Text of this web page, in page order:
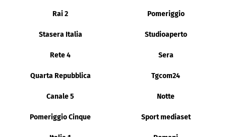
Rai 2 Pomeriggio
Stasera Italia Studioaperto
Rete 4 Sera
Quarta Repubblica Tgcom24
Canale 5 Notte
Pomeriggio Cinque Sport mediaset